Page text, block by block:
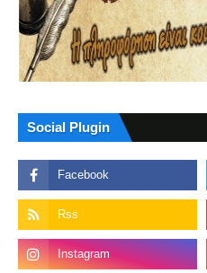
Social Plugin